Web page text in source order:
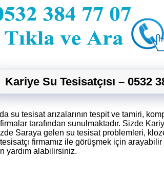
Kariye Su Tesisatçısı – 0532
su tesisat arızalarının tespit ve tamiri,
tarafından sunulmaktadır. Sizde
Saraya gelen su tesisat problemleri,
firmamız ile görüşmek için
yardım alabilirsiniz.